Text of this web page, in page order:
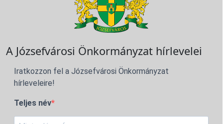
A Józsefvárosi Önkormányzat hírlevelei
Iratkozzon fel a Józsefvárosi Önkormányzat
hírleveleire!
Teljes név